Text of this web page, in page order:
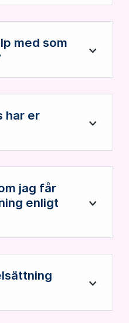
med som
Öppna
har er
Öppna
jag får
enligt
Öppna
Öppna